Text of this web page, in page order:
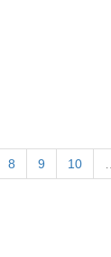
8 9 10